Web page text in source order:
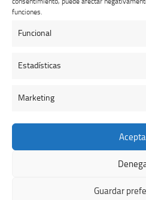
funciones.
Funcional
Estadísticas
Marketing
Guardar
Buzón de dudas,
Colegio Oficial de Veterinarios